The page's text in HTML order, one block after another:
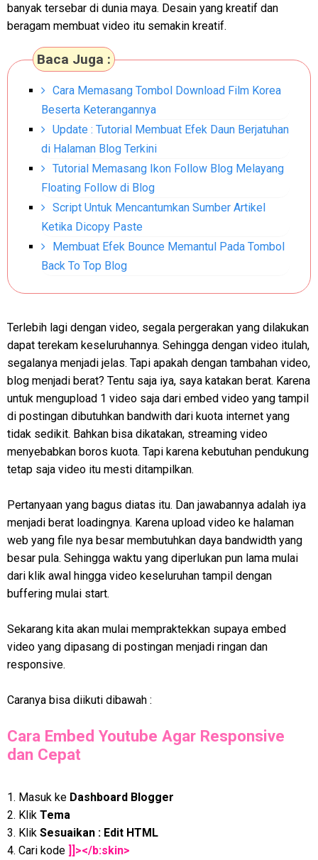
banyak tersebar di dunia maya. Desain yang kreatif dan
beragam membuat video itu semakin kreatif.
Baca Juga :
Cara Memasang Tombol Download Film Korea
Beserta Keterangannya
Update : Tutorial Membuat Efek Daun Berjatuhan
di Halaman Blog Terkini
Tutorial Memasang Ikon Follow Blog Melayang
Floating Follow di Blog
Script Untuk Mencantumkan Sumber Artikel
Ketika Dicopy Paste
Membuat Efek Bounce Memantul Pada Tombol
Back To Top Blog
Terlebih lagi dengan video, segala pergerakan yang dilakukan
dapat terekam keseluruhannya. Sehingga dengan video itulah,
segalanya menjadi jelas. Tapi apakah dengan tambahan video,
blog menjadi berat? Tentu saja iya, saya katakan berat. Karena
untuk mengupload 1 video saja dari embed video yang tampil
di postingan dibutuhkan bandwith dari kuota internet yang
tidak sedikit. Bahkan bisa dikatakan, streaming video
menyebabkan boros kuota. Tapi karena kebutuhan pendukung
tetap saja video itu mesti ditampilkan.
Pertanyaan yang bagus diatas itu. Dan jawabannya adalah iya
menjadi berat loadingnya. Karena upload video ke halaman
web yang file nya besar membutuhkan daya bandwidth yang
besar pula. Sehingga waktu yang diperlukan pun lama mulai
dari klik awal hingga video keseluruhan tampil dengan
buffering mulai start.
Sekarang kita akan mulai mempraktekkan supaya embed
video yang dipasang di postingan menjadi ringan dan
responsive.
Caranya bisa diikuti dibawah :
Cara Embed Youtube Agar Responsive
dan Cepat
1. Masuk ke Dashboard Blogger
2. Klik Tema
3. Klik Sesuaikan : Edit HTML
4. Cari kode ]]></b:skin>